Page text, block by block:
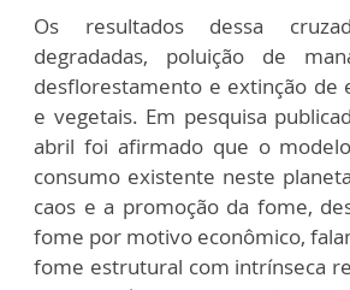
Os resultados dessa
degradadas, poluição de
desflorestamento e extinção de
e vegetais. Em pesquisa
abril foi afirmado que o
consumo existente neste
caos e a promoção da fome,
fome por motivo econômico,
fome estrutural com intrínseca